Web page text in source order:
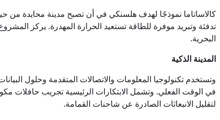
تدفئة وتبريد موفرة للطاقة تستعيد الحرارة المهدرة. يركز
البحرية.
المدينة الذكية
وتستخدم تكنولوجيا المعلومات والاتصالات المتقدمة وحلول
لتقليل الانبعاثات الصادرة عن شاحنات القمامة.